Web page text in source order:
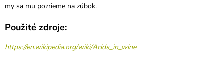
my sa mu pozrieme na zúbok.
Použité zdroje:
https://en.wikipedia.org/wiki/Acids_in_wine